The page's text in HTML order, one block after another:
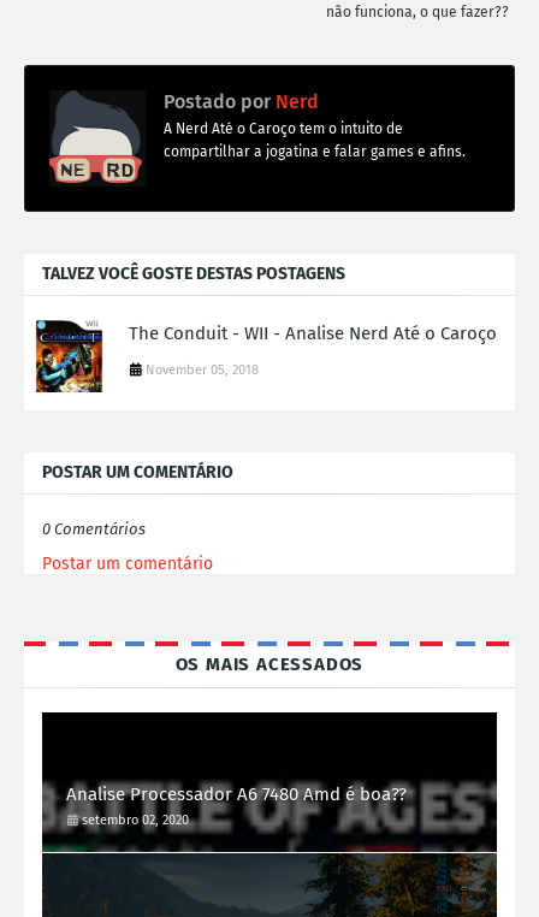
não funciona, o que fazer??
Postado por Nerd
A Nerd Até o Caroço tem o intuito de
compartilhar a jogatina e falar games e afins.
TALVEZ VOCÊ GOSTE DESTAS POSTAGENS
The Conduit - WII - Analise Nerd Até o Caroço
November 05, 2018
POSTAR UM COMENTÁRIO
0 Comentários
Postar um comentário
OS MAIS ACESSADOS
Analise Processador A6 7480 Amd é boa??
setembro 02, 2020